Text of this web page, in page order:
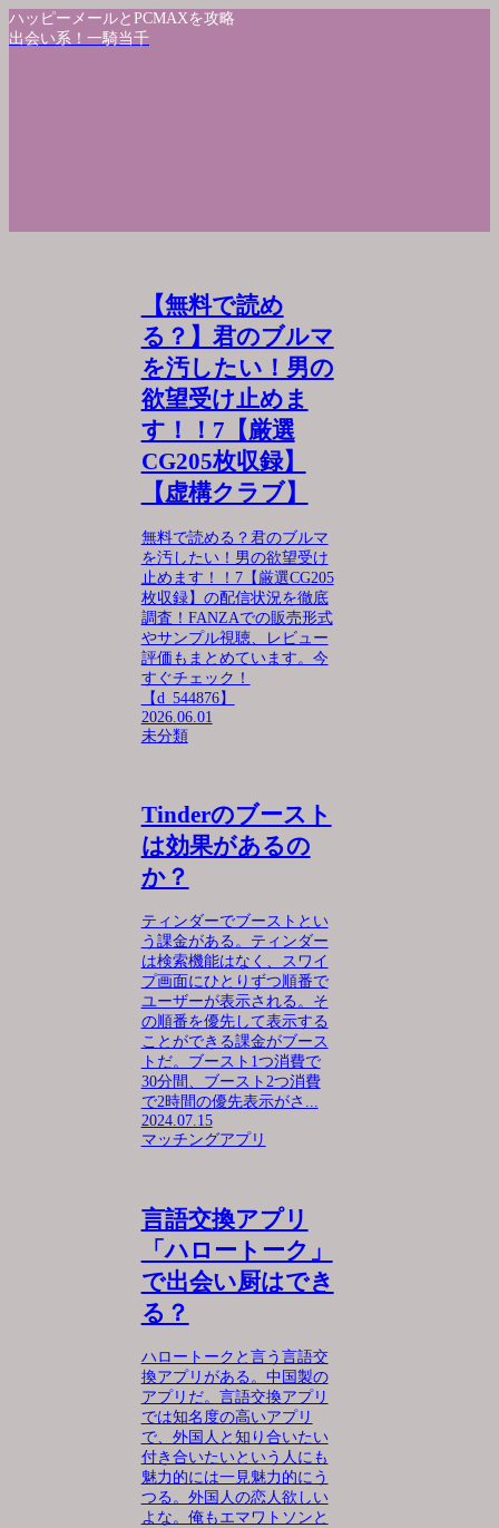
ハッピーメールとPCMAXを攻略
出会い系！一騎当千
【無料で読め
る？】君のブルマ
を汚したい！男の
欲望受け止めま
す！！7【厳選
CG205枚収録】
【虚構クラブ】
無料で読める？君のブルマ
を汚したい！男の欲望受け
止めます！！7【厳選CG205
枚収録】の配信状況を徹底
調査！FANZAでの販売形式
やサンプル視聴、レビュー
評価もまとめています。今
すぐチェック！
【d_544876】
2026.06.01
未分類
Tinderのブースト
は効果があるの
か？
ティンダーでブーストとい
う課金がある。ティンダー
は検索機能はなく、スワイ
プ画面にひとりずつ順番で
ユーザーが表示される。そ
の順番を優先して表示する
ことができる課金がブース
トだ。ブースト1つ消費で
30分間、ブースト2つ消費
で2時間の優先表示がさ...
2024.07.15
マッチングアプリ
言語交換アプリ
「ハロートーク」
で出会い厨はでき
る？
ハロートークと言う言語交
換アプリがある。中国製の
アプリだ。言語交換アプリ
では知名度の高いアプリ
で、外国人と知り合いたい
付き合いたいという人にも
魅力的には一見魅力的にう
つる。外国人の恋人欲しい
よな。俺もエマワトソンと